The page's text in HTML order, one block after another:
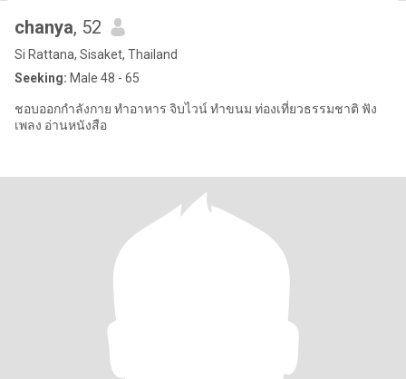
chanya, 52
Si Rattana, Sisaket, Thailand
Seeking: Male 48 - 65
ชอบออกกำลังกาย ทำอาหาร จิบไวน์ ทำขนม ท่องเที่ยวธรรมชาติ ฟัง
เพลง อ่านหนังสือ